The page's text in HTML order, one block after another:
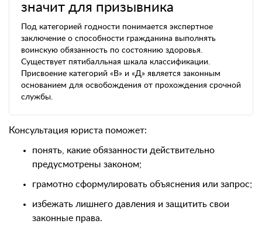
значит для призывника
Под категорией годности понимается экспертное
заключение о способности гражданина выполнять
воинскую обязанность по состоянию здоровья.
Существует пятибалльная шкала классификации.
Присвоение категорий «В» и «Д» является законным
основанием для освобождения от прохождения срочной
службы.
Консультация юриста поможет:
понять, какие обязанности действительно
предусмотрены законом;
грамотно сформулировать объяснения или запрос;
избежать лишнего давления и защитить свои
законные права.